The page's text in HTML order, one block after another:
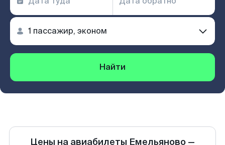
Найти
Цены на авиабилеты Емельяново —